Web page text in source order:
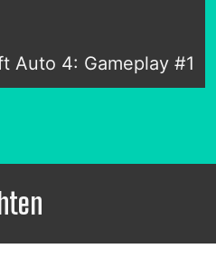
Auto 4: Gameplay #1